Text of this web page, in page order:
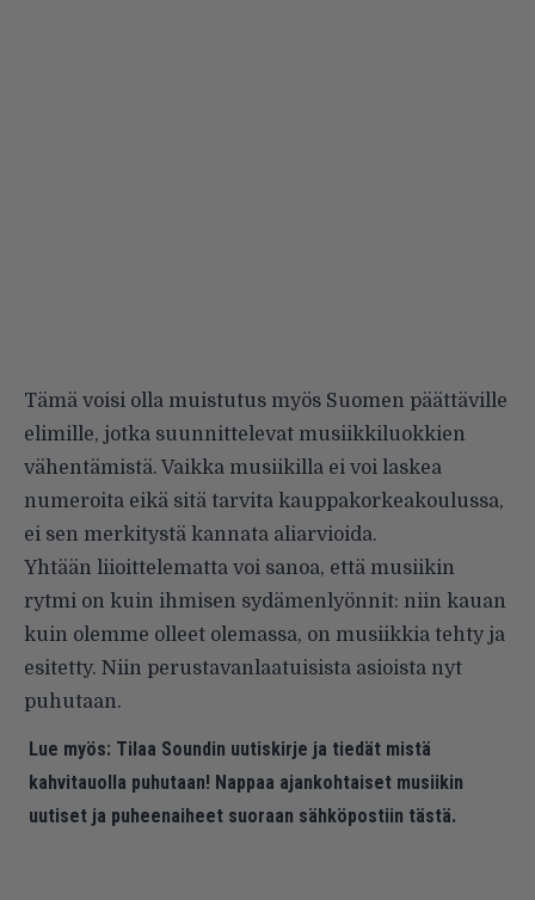
Tämä voisi olla muistutus myös Suomen päättäville
elimille, jotka suunnittelevat musiikkiluokkien
vähentämistä. Vaikka musiikilla ei voi laskea
numeroita eikä sitä tarvita kauppakorkeakoulussa,
ei sen merkitystä kannata aliarvioida.
Yhtään liioittelematta voi sanoa, että musiikin
rytmi on kuin ihmisen sydämenlyönnit: niin kauan
kuin olemme olleet olemassa, on musiikkia tehty ja
esitetty. Niin perustavanlaatuisista asioista nyt
puhutaan.
Lue myös: Tilaa Soundin uutiskirje ja tiedät mistä
kahvitauolla puhutaan! Nappaa ajankohtaiset musiikin
uutiset ja puheenaiheet suoraan sähköpostiin tästä.